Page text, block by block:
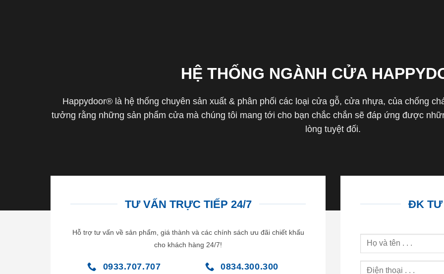
HỆ THỐNG NGÀNH CỬA
Happydoor® là hệ thống chuyên sản xuất & phân phối các loại cửa gỗ, cửa nhựa, của chống
tưởng rằng những sản phẩm cửa mà chúng tôi mang tới cho bạn chắc chắn sẽ đáp ứng được
lòng tuyệt đối.
TƯ VẤN TRỰC TIẾP 24/7
Hỗ trợ tư vấn về sản phẩm, giá thành và các chính sách ưu đãi chiết khấu
cho khách hàng 24/7!
0933.707.707 0834.300.300
ĐK TƯ